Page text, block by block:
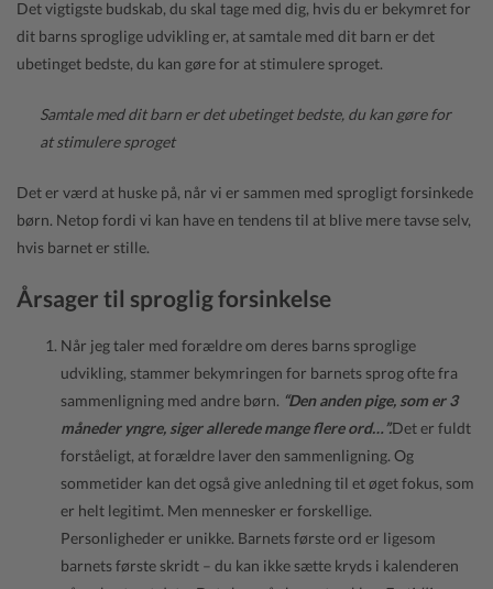
Det vigtigste budskab, du skal tage med dig, hvis du er bekymret for
dit barns sproglige udvikling er, at samtale med dit barn er det
ubetinget bedste, du kan gøre for at stimulere sproget.
Samtale med dit barn er det ubetinget bedste, du kan gøre for
at stimulere sproget
Det er værd at huske på, når vi er sammen med sprogligt forsinkede
børn. Netop fordi vi kan have en tendens til at blive mere tavse selv,
hvis barnet er stille.
Årsager til sproglig forsinkelse
Når jeg taler med forældre om deres barns sproglige
udvikling, stammer bekymringen for barnets sprog ofte fra
sammenligning med andre børn. “Den anden pige, som er 3
måneder yngre, siger allerede mange flere ord…”.Det er fuldt
forståeligt, at forældre laver den sammenligning. Og
sommetider kan det også give anledning til et øget fokus, som
er helt legitimt. Men mennesker er forskellige.
Personligheder er unikke. Barnets første ord er ligesom
barnets første skridt – du kan ikke sætte kryds i kalenderen